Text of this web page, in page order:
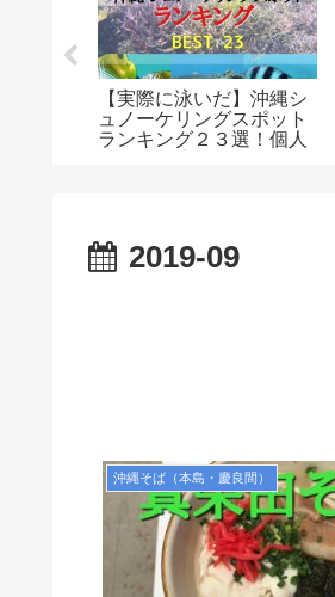
【実際に泳いだ】沖縄シ
ュノーケリングスポット
ランキング２３選！個人
2019-09
沖縄そば（本島・慶良間）